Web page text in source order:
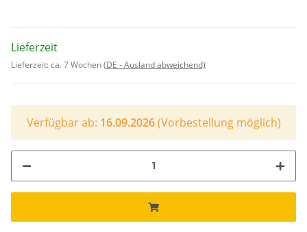
Lieferzeit
Lieferzeit:ca. 7 Wochen(DE - Ausland abweichend)
Verfügbar ab: 16.09.2026(Vorbestellung möglich)